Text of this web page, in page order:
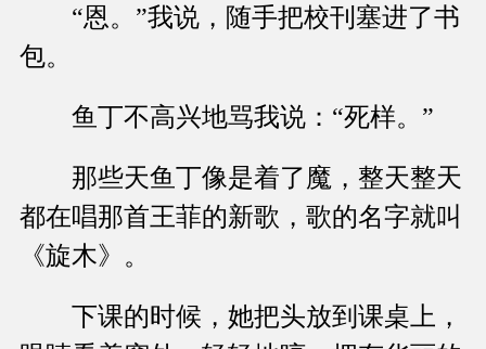
“恩。”我说，随手把校刊塞进了书
包。
鱼丁不高兴地骂我说：“死样。”
那些天鱼丁像是着了魔，整天整天
都在唱那首王菲的新歌，歌的名字就叫
《旋木》。
下课的时候，她把头放到课桌上，